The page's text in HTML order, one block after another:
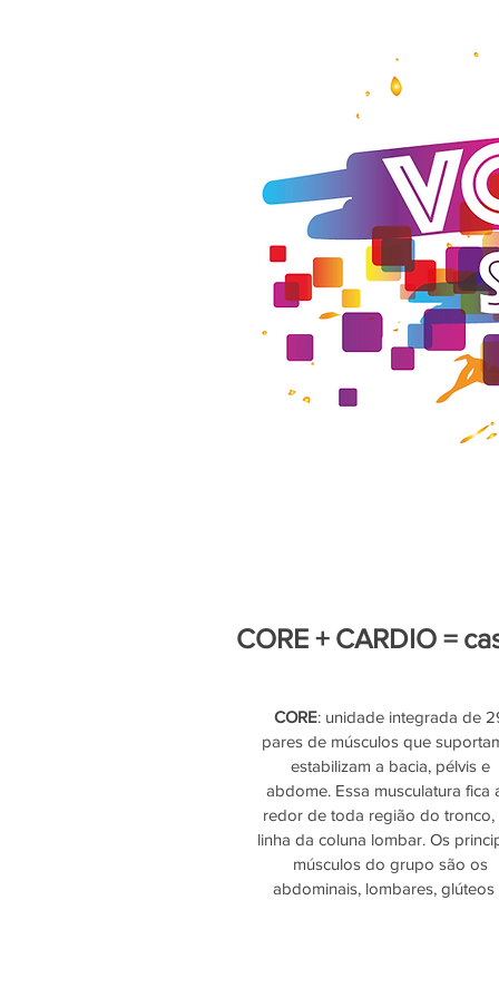
CORE + CARDIO =
CORE: unidade integrada de
pares de músculos que
estabilizam a bacia, pélvis e
abdome. Essa musculatura fica
redor de toda região do tronco,
linha da coluna lombar. Os
músculos do grupo são os
abdominais, lombares, glúteos